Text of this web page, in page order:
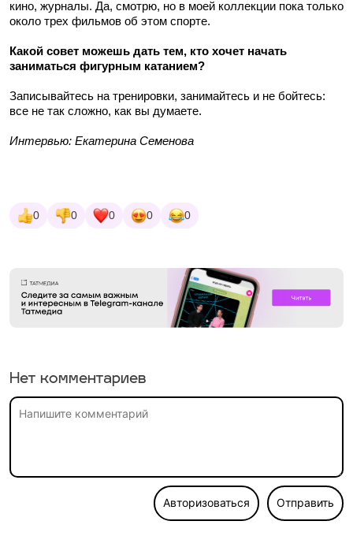
кино, журналы. Да, смотрю, но в моей коллекции пока только
около трех фильмов об этом спорте.
Какой совет можешь дать тем, кто хочет начать
заниматься фигурным катанием?
Записывайтесь на тренировки, занимайтесь и не бойтесь:
все не так сложно, как вы думаете.
Интервью: Екатерина Семенова
0 0 0 0 0
Нет комментариев
Авторизоваться Отправить